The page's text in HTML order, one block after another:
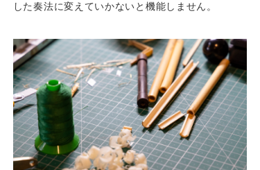
した奏法に変えていかないと機能しません。